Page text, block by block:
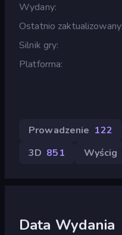
Wydany
Ostatnio zaktualizowany
Silnik gry
Platforma
Prowadzenie 122
3D 851 Wyścig
Data Wydania